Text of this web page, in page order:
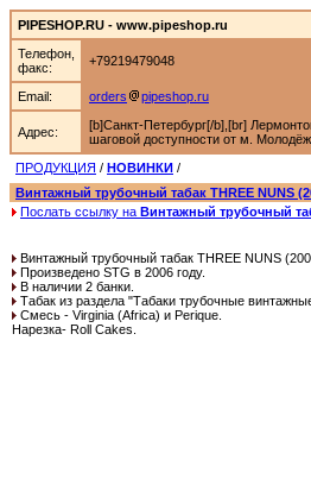
PIPESHOP.RU - www.pipeshop.ru
Телефон,
факс:
+79219479048
Email: orders pipeshop.ru
Адрес:
[b]Санкт-Петербург[/b],[br]
шаговой доступности от м.
ПРОДУКЦИЯ / НОВИНКИ /
Винтажный трубочный табак THREE NUNS
Послать ссылку на Винтажный трубочный
Винтажный трубочный табак THREE NUNS
Произведено STG в 2006 году.
В наличии 2 банки.
Табак из раздела "Табаки трубочные
Смесь - Virginia (Africa) и Perique.
Нарезка- Roll Cakes.